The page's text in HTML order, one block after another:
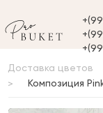
Доставка цветов
Композиция